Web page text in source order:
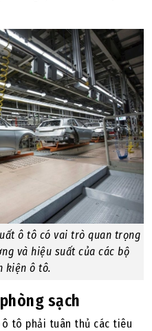
ô tô có vai trò quan trọng
và hiệu suất của các bộ
kiện ô tô.
sạch
ô tô phải tuân thủ các tiêu